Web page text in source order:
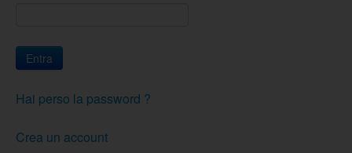
Hai perso la password ?
Crea un account